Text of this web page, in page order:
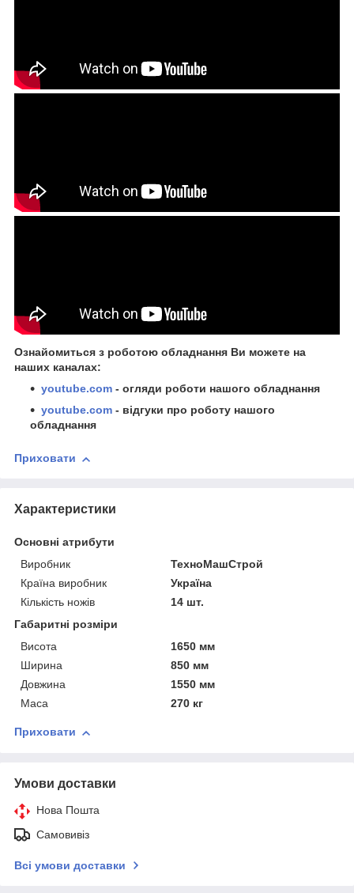
Ознайомиться з роботою обладнання Ви можете на
наших каналах:
youtube.com - огляди роботи нашого обладнання
youtube.com - відгуки про роботу нашого
обладнання
Приховати
Характеристики
Основні атрибути
Виробник
ТехноМашСтрой
Країна виробник
Україна
Кількість ножів
14 шт.
Габаритні розміри
Висота
1650 мм
Ширина
850 мм
Довжина
1550 мм
Маса
270 кг
Приховати
Умови доставки
Нова Пошта
Самовивіз
Всі умови доставки